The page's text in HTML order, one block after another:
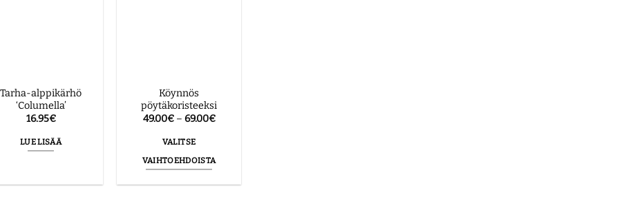
Tarha-alppikärhö
‘Columella’
16.95€
LUE LISÄÄ
Köynnös
pöytäkoristeeksi
49.00€ – 69.00€Hintaluokka:
VALITSE
VAIHTOEHDOISTA